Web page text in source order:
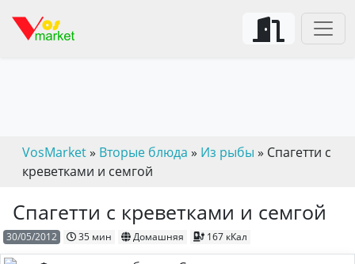
VosMarket» Вторые блюда » Из рыбы » Спагетти с
креветками и семгой
Спагетти с креветками и семгой
30/05/2012 35 мин Домашняя 167 кКал